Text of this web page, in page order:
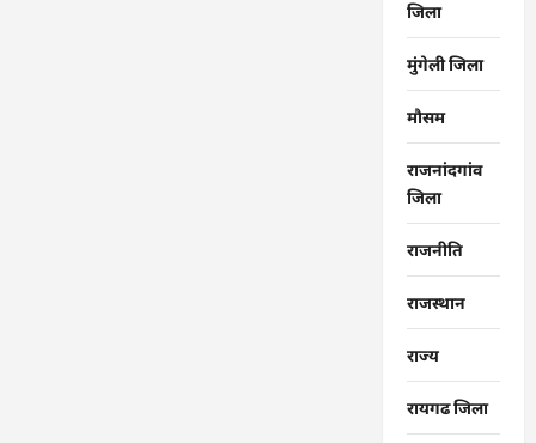
जिला
मुंगेली जिला
मौसम
राजनांदगांव
जिला
राजनीति
राजस्थान
राज्‍य
रायगढ जिला